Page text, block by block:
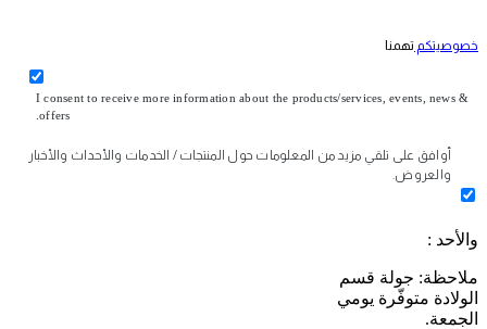
خصوصيتكم تهمنا
I consent to receive more information about the products/services, events, news &
offers.
أوافق على تلقي مزيد من المعلومات حول المنتجات / الخدمات والأحداث والأخبار
والعروض.
والأحد :
ملاحظة: جولة قسم
الولادة متوفّرة يومي
الجمعة.